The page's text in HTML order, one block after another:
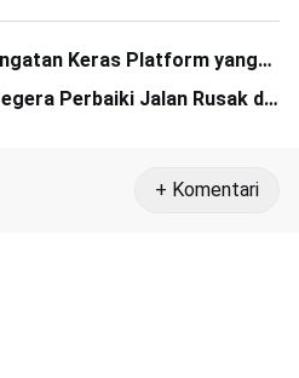
Keras Platform yang
Perbaiki Jalan Rusak di
+ Komentari